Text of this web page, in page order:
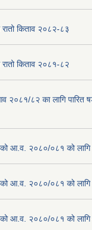
रातो किताव २०८२-८३
रातो किताव २०८१-८२
२०८१/८२ का लागि पारित
आ.व. २०८०/०८१ को
आ.व. २०८०/०८१ को लागि
आ.व. २०८०/०८१ को